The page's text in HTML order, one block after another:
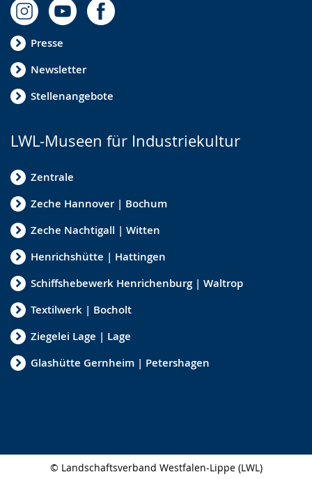
Presse
Newsletter
Stellenangebote
LWL-Museen für Industriekultur
Zentrale
Zeche Hannover | Bochum
Zeche Nachtigall | Witten
Henrichshütte | Hattingen
Schiffshebewerk Henrichenburg | Waltrop
Textilwerk | Bocholt
Ziegelei Lage | Lage
Glashütte Gernheim | Petershagen
© Landschaftsverband Westfalen-Lippe (LWL)